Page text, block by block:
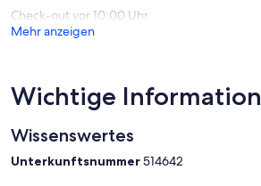
Check-out vor 10:00 Uhr
Mehr anzeigen
Wichtige
Wissenswertes
Unterkunftsnummer514642